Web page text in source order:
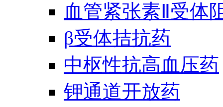
血管紧张素Ⅱ受体
β受体拮抗药
中枢性抗高血压药
钾通道开放药